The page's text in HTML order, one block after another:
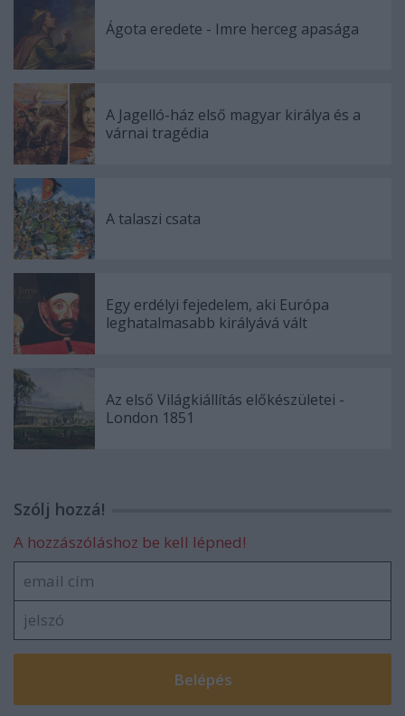
Ágota eredete - Imre herceg apasága
A Jagelló-ház első magyar királya és a
várnai tragédia
A talaszi csata
Egy erdélyi fejedelem, aki Európa
leghatalmasabb királyává vált
Az első Világkiállítás előkészületei -
London 1851
Szólj hozzá!
A hozzászóláshoz be kell lépned!